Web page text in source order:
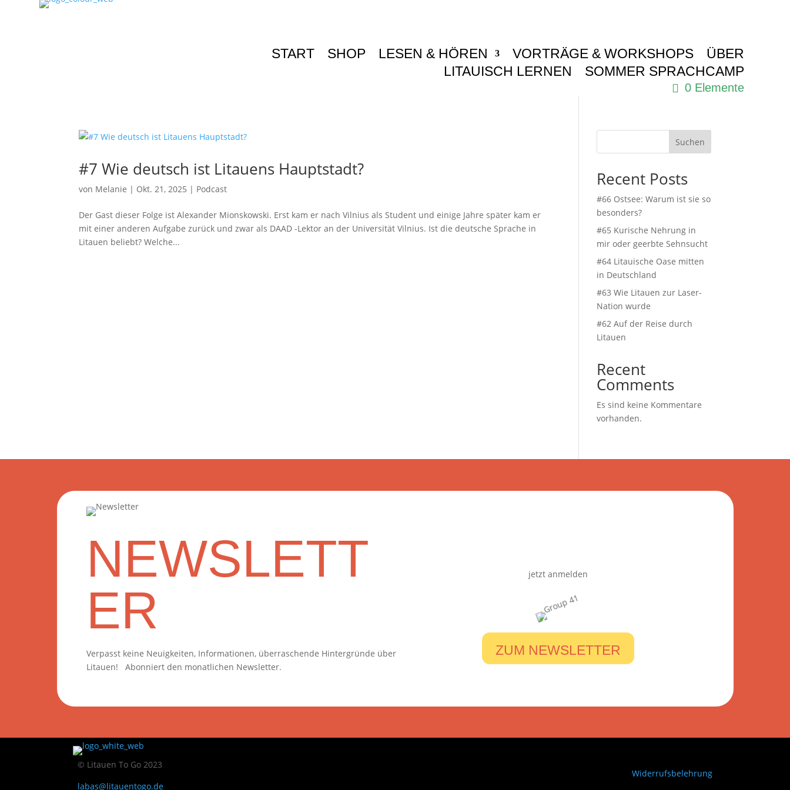
START SHOP LESEN & HÖREN VORTRÄGE & WORKSHOPS
ÜBER
LITAUISCH LERNEN
SOMMER SPRACHCAMP
0 Elemente
#7 Wie deutsch ist Litauens Hauptstadt?
von Melanie | Okt. 21, 2025 | Podcast
Der Gast dieser Folge ist Alexander Mionskowski. Erst kam er nach Vilnius als Student und einige Jahre später kam er
mit einer anderen Aufgabe zurück und zwar als DAAD -Lektor an der Universität Vilnius. Ist die deutsche Sprache in
Litauen beliebt? Welche...
Suchen
Recent Posts
#66 Ostsee: Warum ist sie so
besonders?
#65 Kurische Nehrung in
mir oder geerbte Sehnsucht
#64 Litauische Oase mitten
in Deutschland
#63 Wie Litauen zur Laser-
Nation wurde
#62 Auf der Reise durch
Litauen
Recent
Comments
Es sind keine Kommentare
vorhanden.
NEWSLETT
ER
Verpasst keine Neuigkeiten, Informationen, überraschende Hintergründe über
Litauen! Abonniert den monatlichen Newsletter.
jetzt anmelden
ZUM NEWSLETTER
© Litauen To Go 2023
labas@litauentogo.de
Widerrufsbelehrung